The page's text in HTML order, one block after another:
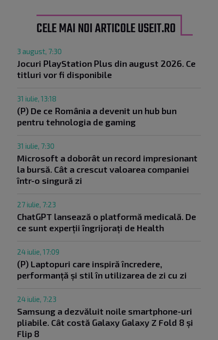
CELE MAI NOI ARTICOLE USEIT.RO
3 august, 7:30
Jocuri PlayStation Plus din august 2026. Ce
titluri vor fi disponibile
31 iulie, 13:18
(P) De ce România a devenit un hub bun
pentru tehnologia de gaming
31 iulie, 7:30
Microsoft a doborât un record impresionant
la bursă. Cât a crescut valoarea companiei
într-o singură zi
27 iulie, 7:23
ChatGPT lansează o platformă medicală. De
ce sunt experții îngrijorați de Health
24 iulie, 17:09
(P) Laptopuri care inspiră încredere,
performanță și stil în utilizarea de zi cu zi
24 iulie, 7:23
Samsung a dezvăluit noile smartphone-uri
pliabile. Cât costă Galaxy Galaxy Z Fold 8 și
Flip 8